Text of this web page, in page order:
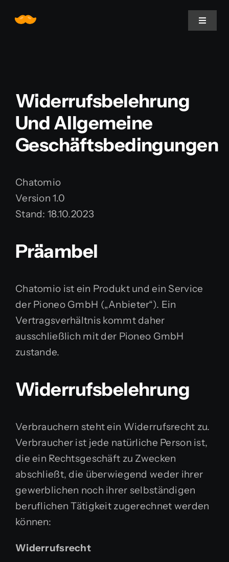
Inhalt
Toggle
Über uns
Leistungen
Blogomio
Widerrufsbelehrung
Und Allgemeine
Geschäftsbedingungen
Chatomio
Version 1.0
Stand: 18.10.2023
Präambel
Chatomio ist ein Produkt und ein Service
der Pioneo GmbH („Anbieter“). Ein
Vertragsverhältnis kommt daher
ausschließlich mit der Pioneo GmbH
zustande.
Widerrufsbelehrung
Verbrauchern steht ein Widerrufsrecht zu.
Verbraucher ist jede natürliche Person ist,
die ein Rechtsgeschäft zu Zwecken
abschließt, die überwiegend weder ihrer
gewerblichen noch ihrer selbständigen
beruflichen Tätigkeit zugerechnet werden
können:
Widerrufsrecht